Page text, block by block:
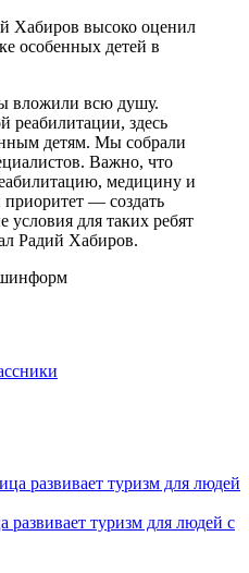
Хабиров высоко оценил
особенных детей в
вложили всю душу.
реабилитации, здесь
детям. Мы собрали
Важно, что
медицину и
— создать
для таких ребят
Радий Хабиров.
развивает туризм для людей с